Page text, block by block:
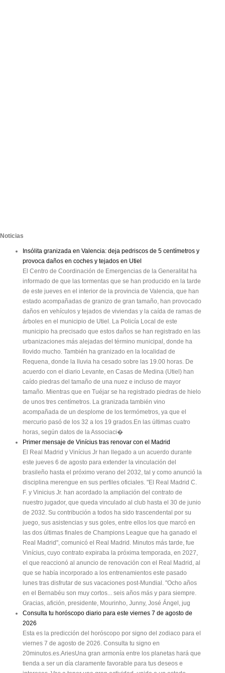
Noticias
Insólita granizada en Valencia: deja pedriscos de 5 centímetros y
provoca daños en coches y tejados en Utiel
El Centro de Coordinación de Emergencias de la Generalitat ha
informado de que las tormentas que se han producido en la tarde
de este jueves en el interior de la provincia de Valencia, que han
estado acompañadas de granizo de gran tamaño, han provocado
daños en vehículos y tejados de viviendas y la caída de ramas de
árboles en el municipio de Utiel. La Policía Local de este
municipio ha precisado que estos daños se han registrado en las
urbanizaciones más alejadas del término municipal, donde ha
llovido mucho. También ha granizado en la localidad de
Requena, donde la lluvia ha cesado sobre las 19.00 horas. De
acuerdo con el diario Levante, en Casas de Medina (Utiel) han
caído piedras del tamaño de una nuez e incluso de mayor
tamaño. Mientras que en Tuéjar se ha registrado piedras de hielo
de unos tres centímetros. La granizada también vino
acompañada de un desplome de los termómetros, ya que el
mercurio pasó de los 32 a los 19 grados.En las últimas cuatro
horas, según datos de la Associaci�
Primer mensaje de Vinícius tras renovar con el Madrid
El Real Madrid y Vinícius Jr han llegado a un acuerdo durante
este jueves 6 de agosto para extender la vinculación del
brasileño hasta el próximo verano del 2032, tal y como anunció la
disciplina merengue en sus perfiles oficiales. "El Real Madrid C.
F. y Vinicius Jr. han acordado la ampliación del contrato de
nuestro jugador, que queda vinculado al club hasta el 30 de junio
de 2032. Su contribución a todos ha sido trascendental por su
juego, sus asistencias y sus goles, entre ellos los que marcó en
las dos últimas finales de Champions League que ha ganado el
Real Madrid", comunicó el Real Madrid. Minutos más tarde, fue
Vinícius, cuyo contrato expiraba la próxima temporada, en 2027,
el que reaccionó al anuncio de renovación con el Real Madrid, al
que se había incorporado a los entrenamientos este pasado
lunes tras disfrutar de sus vacaciones post-Mundial. "Ocho años
en el Bernabéu son muy cortos... seis años más y para siempre.
Gracias, afición, presidente, Mourinho, Junny, José Ángel, jug
Consulta tu horóscopo diario para este viernes 7 de agosto de
2026
Esta es la predicción del horóscopo por signo del zodiaco para el
viernes 7 de agosto de 2026. Consulta tu signo en
20minutos.es.AriesUna gran armonía entre los planetas hará que
tienda a ser un día claramente favorable para tus deseos e